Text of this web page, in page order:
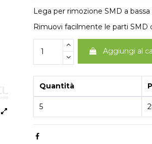
Lega per rimozione SMD a
Rimuovi facilmente le parti SMD
Aggiungi al
Quantità
5